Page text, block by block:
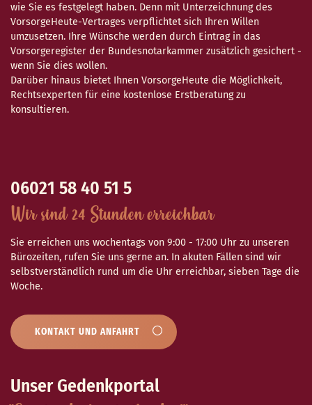
wie Sie es festgelegt haben. Denn mit Unterzeichnung des
VorsorgeHeute-Vertrages verpflichtet sich Ihren Willen
umzusetzen. Ihre Wünsche werden durch Eintrag in das
Vorsorgeregister der Bundesnotarkammer zusätzlich gesichert -
wenn Sie dies wollen.
Darüber hinaus bietet Ihnen VorsorgeHeute die Möglichkeit,
Rechtsexperten für eine kostenlose Erstberatung zu
konsultieren.
06021 58 40 51 5
Wir sind 24 Stunden erreichbar
Sie erreichen uns wochentags von 9:00 - 17:00 Uhr zu unseren
Bürozeiten, rufen Sie uns gerne an. In akuten Fällen sind wir
selbstverständlich rund um die Uhr erreichbar, sieben Tage die
Woche.
KONTAKT UND ANFAHRT
Unser Gedenkportal